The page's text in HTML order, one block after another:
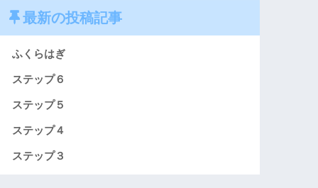
最新の投稿記事
ふくらはぎ
ステップ６
ステップ５
ステップ４
ステップ３